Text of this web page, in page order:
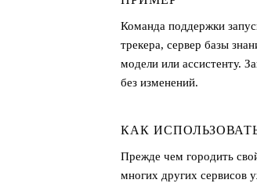
Команда поддержки
трекера, сервер базы
модели или ассистенту.
без изменений.
КАК ИСПОЛЬЗОВАТЬ
Прежде чем городить
многих других сервисов